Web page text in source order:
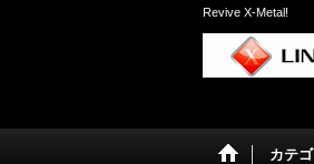
Revive X-Metal!
カテ